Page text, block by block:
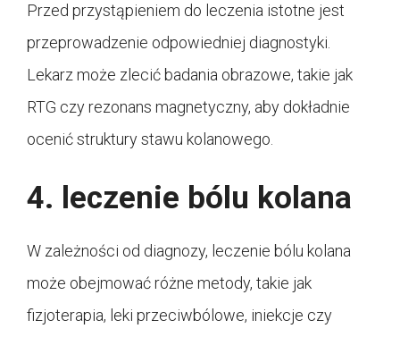
Przed przystąpieniem do leczenia istotne jest
przeprowadzenie odpowiedniej diagnostyki.
Lekarz może zlecić badania obrazowe, takie jak
RTG czy rezonans magnetyczny, aby dokładnie
ocenić struktury stawu kolanowego.
4. leczenie bólu kolana
W zależności od diagnozy, leczenie bólu kolana
może obejmować różne metody, takie jak
fizjoterapia, leki przeciwbólowe, iniekcje czy